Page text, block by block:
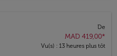
De
MAD 419,00*
Vu(s) : 13 heures plus tôt